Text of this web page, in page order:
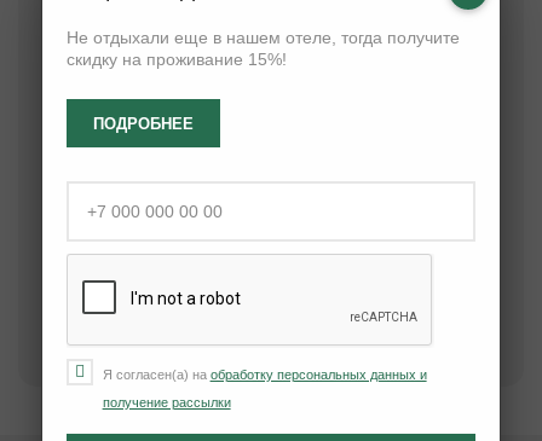
проведения деловых встреч и развлекательных
программ.
Зал кинотеатра рассчитан на количество до 70
человек.
Вместимость
до 70 чел
Не отдыхали еще в нашем отеле, тогда получите
скидку на проживание 15%!
ПОДРОБНЕЕ
Я согласен(а) на обработку персональных данных и
получение рассылки